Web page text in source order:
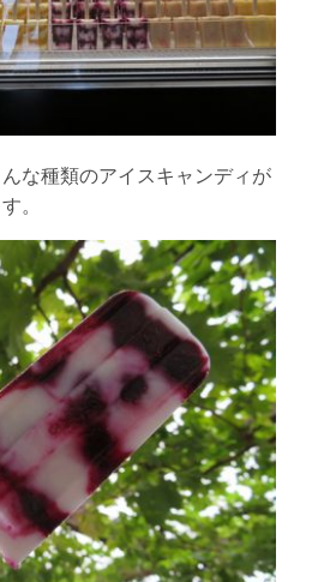
な種類のアイスキャンディが
。